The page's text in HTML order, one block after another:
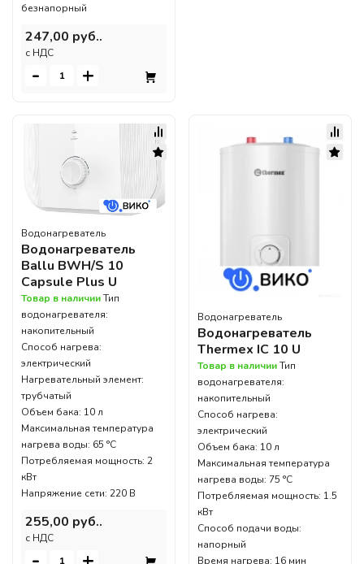
безнапорный
247,00 руб..
c НДС
- +
Водонагреватель
Водонагреватель
Ballu BWH/S 10
Capsule Plus U
Товар в наличииТип
водонагревателя:
накопительный
Способ нагрева:
электрический
Нагревательный элемент:
трубчатый
Объем бака: 10 л
Максимальная температура
нагрева воды: 65 °С
Потребляемая мощность: 2
кВт
Напряжение сети: 220 В
255,00 руб..
c НДС
Водонагреватель
Водонагреватель
Thermex IC 10 U
Товар в наличииТип
водонагревателя:
накопительный
Способ нагрева:
электрический
Объем бака: 10 л
Максимальная температура
нагрева воды: 75 °С
Потребляемая мощность: 1.5
кВт
Способ подачи воды:
напорный
Время нагрева: 16 мин